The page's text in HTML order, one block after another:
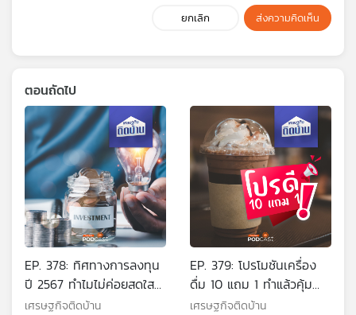
ยกเลิก ส่งความคิดเห็น
ตอนถัดไป
EP. 378: ทิศทางการลงทุน
ปี 2567 ทำไมไม่ค่อยสดใส
เหมือนต่างประเทศ
เศรษฐกิจติดบ้าน
EP. 379: โปรโมชันเครื่อง
ดื่ม 10 แถม 1 ทำแล้วคุ้ม
หรือไม่
เศรษฐกิจติดบ้าน